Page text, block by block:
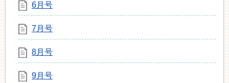
6月号
7月号
8月号
9月号